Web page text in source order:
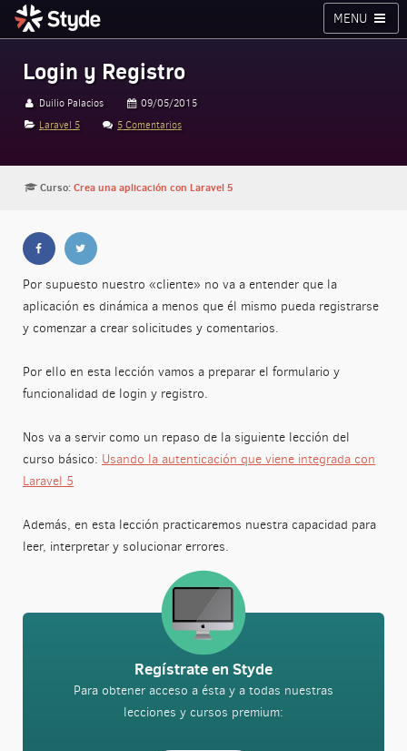
Styde.net
MENU
Login y Registro
Duilio Palacios
09/05/2015
Laravel 5
5 Comentarios
Curso:Crea una aplicación con Laravel 5
Por supuesto nuestro «cliente» no va a entender que la
aplicación es dinámica a menos que él mismo pueda registrarse
y comenzar a crear solicitudes y comentarios.
Por ello en esta lección vamos a preparar el formulario y
funcionalidad de login y registro.
Nos va a servir como un repaso de la siguiente lección del
curso básico: Usando la autenticación que viene integrada con
Laravel 5
Además, en esta lección practicaremos nuestra capacidad para
leer, interpretar y solucionar errores.
Regístrate en Styde
Para obtener acceso a ésta y a todas nuestras
lecciones y cursos premium: